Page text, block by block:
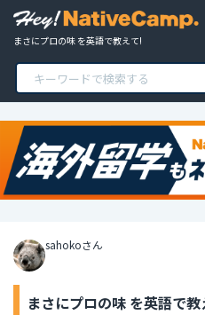
まさにプロの味 を英語で教えて!
sahokoさん
まさにプロの味 を英語で教